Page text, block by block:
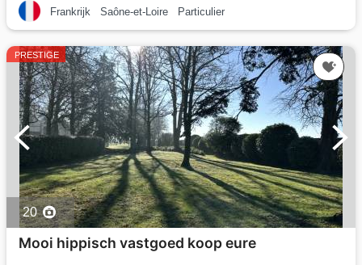
Frankrijk Saône-et-Loire Particulier
PRESTIGE
20
Mooi hippisch vastgoed koop eure